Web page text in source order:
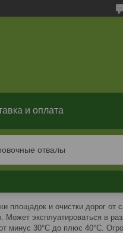
и оплата
отвалы
площадок и очистки дорог от
Может эксплуатироваться в
минус 30°С до плюс 40°С.